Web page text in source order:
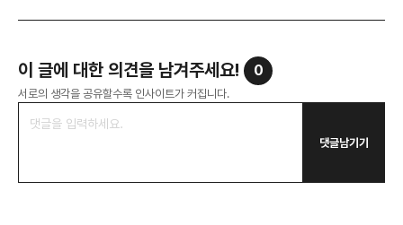
이 글에 대한 의견을 남겨주세요! 0
서로의 생각을 공유할수록 인사이트가 커집니다.
댓글남기기